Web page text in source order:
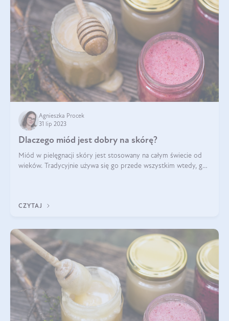
Agnieszka Procek
31 lip 2023
Dlaczego miód jest dobry na skórę?
Miód w pielęgnacji skóry jest stosowany na całym świecie od
wieków. Tradycyjnie używa się go przede wszystkim wtedy, gdy
CZYTAJ